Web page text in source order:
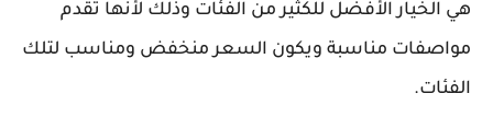
هي الخيار الأفضل للكثير من الفئات وذلك لأنها تقدم
مواصفات مناسبة ويكون السعر منخفض ومناسب لتلك
الفئات.